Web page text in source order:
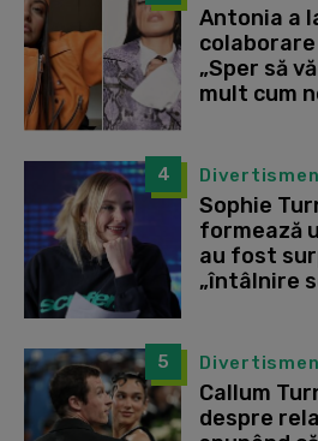
Antonia a
colaborare
„Sper să
mult cum
4
Sophie
formează
au fost
„întâlnire
5
Callum
despre